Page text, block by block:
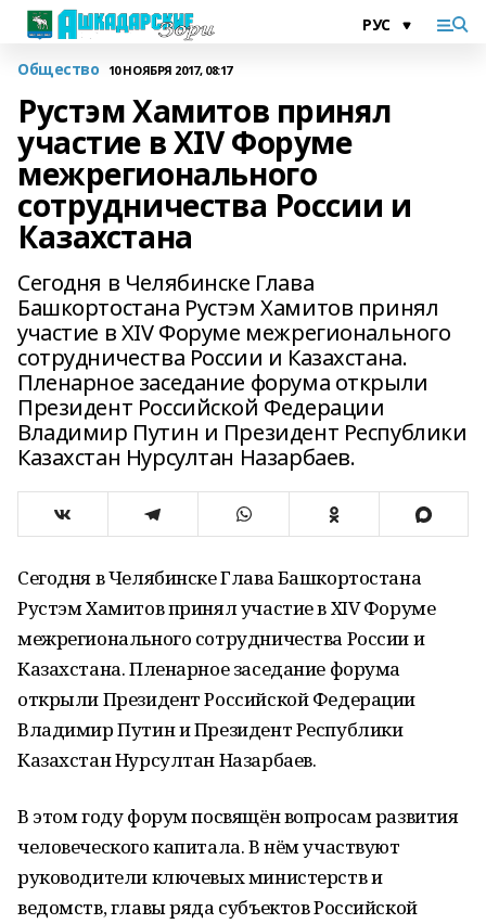
Общество 10 НОЯБРЯ 2017, 08:17
Рустэм Хамитов принял
участие в XIV Форуме
межрегионального
сотрудничества России и
Казахстана
Сегодня в Челябинске Глава
Башкортостана Рустэм Хамитов принял
участие в XIV Форуме межрегионального
сотрудничества России и Казахстана.
Пленарное заседание форума открыли
Президент Российской Федерации
Владимир Путин и Президент Республики
Казахстан Нурсултан Назарбаев.
Сегодня в Челябинске Глава Башкортостана
Рустэм Хамитов принял участие в XIV Форуме
межрегионального сотрудничества России и
Казахстана. Пленарное заседание форума
открыли Президент Российской Федерации
Владимир Путин и Президент Республики
Казахстан Нурсултан Назарбаев.
В этом году форум посвящён вопросам развития
человеческого капитала. В нём участвуют
руководители ключевых министерств и
ведомств, главы ряда субъектов Российской